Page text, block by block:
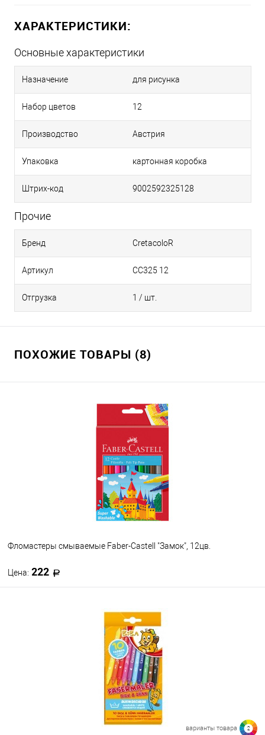
ХАРАКТЕРИСТИКИ:
Основные характеристики
Назначение для рисунка
Набор цветов 12
Производство Австрия
Упаковка картонная коробка
Штрих-код 9002592325128
Прочие
Бренд CretacoloR
Артикул CC325 12
Отгрузка 1 / шт.
ПОХОЖИЕ ТОВАРЫ (8)
Фломастеры смываемые Faber-Castell "Замок", 12цв.
Цена: 222
В наличии
варианты товара 2